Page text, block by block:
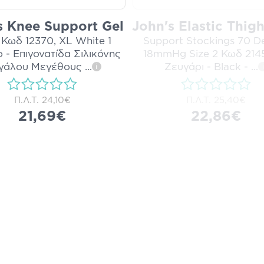
Knee Support Gel
12370, XL White 1
- Επιγονατίδα Σιλικόνης
Μεγέθους ... i
Π.Λ.Τ. 24,10€
21,69€
John's Elastic
Support Stockings 70
18mmHg Size 2 Κωδ
Ζευγάρι - Black -
22,86€